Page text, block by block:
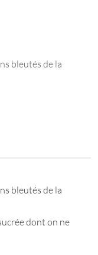
bleutés de la
bleutés de la
dont on ne